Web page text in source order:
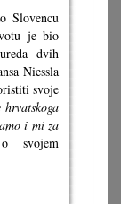
Slovencu
je bio
dvih
Niessla
svoje
hrvatskoga
i mi za
svojem